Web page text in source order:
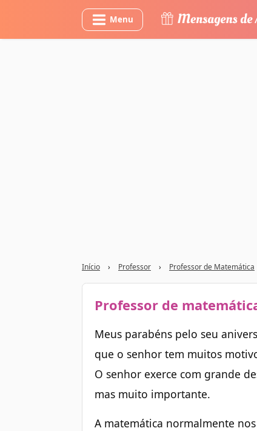
Menu
Início › Professor › Professor de Matemática
Professor de
Meus parabéns pelo seu
que o senhor tem muitos
O senhor exerce com grande
mas muito importante.
A matemática normalmente